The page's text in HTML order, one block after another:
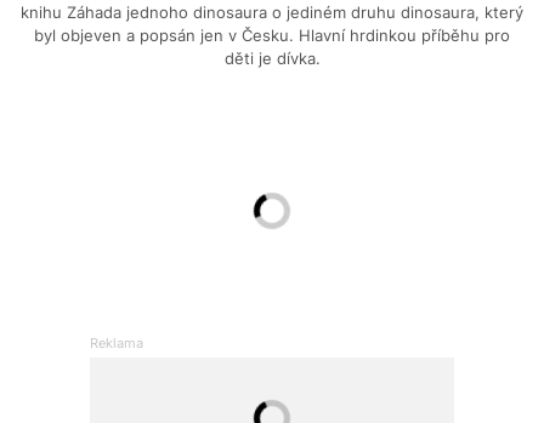
knihu Záhada jednoho dinosaura o jediném druhu dinosaura, který
byl objeven a popsán jen v Česku. Hlavní hrdinkou příběhu pro
děti je dívka.